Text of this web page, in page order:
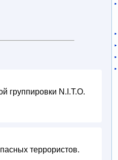
группировки N.I.T.O.
террористов.